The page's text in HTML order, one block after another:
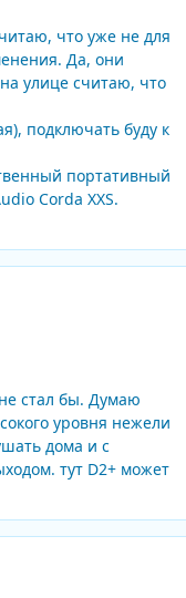
что уже не для
Да, они
улице считаю, что
подключать буду к
портативный
Corda XXS.
стал бы. Думаю
уровня нежели
дома и с
тут D2+ может